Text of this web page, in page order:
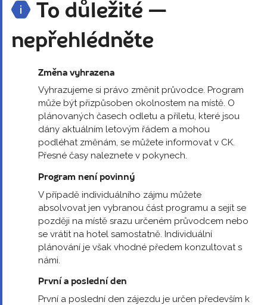
To důležité —
nepřehlédněte
Změna vyhrazena
Vyhrazujeme si právo změnit průvodce. Program
může být přizpůsoben okolnostem na místě. O
plánovaných časech odletu a příletu, které jsou
dány aktuálním letovým řádem a mohou
podléhat změnám, se můžete informovat v CK.
Přesné časy naleznete v pokynech.
Program není povinný
V případě individuálního zájmu můžete
absolvovat jen vybranou část programu a sejít se
později na místě srazu určeném průvodcem nebo
se vrátit na hotel samostatně. Individuální
plánování je však vhodné předem konzultovat s
námi.
První a poslední den
První a poslední den zájezdu je určen především k